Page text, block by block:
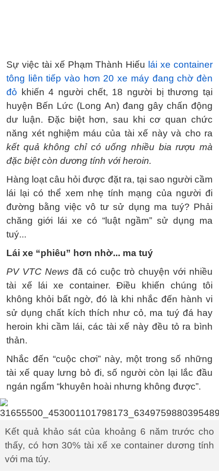
Sự việc tài xế Phạm Thành Hiếu lái xe container
tông liên tiếp vào hơn 20 xe máy đang chờ đèn
đỏ khiến 4 người chết, 18 người bị thương tại
huyện Bến Lức (Long An) đang gây chấn động
dư luận. Đặc biệt hơn, sau khi cơ quan chức
năng xét nghiệm máu của tài xế này và cho ra
kết quả không chỉ có uống nhiều bia rượu mà
đặc biệt còn dương tính với heroin.
Hàng loạt câu hỏi được đặt ra, tại sao người cầm
lái lại có thể xem nhẹ tính mạng của người đi
đường bằng việc vô tư sử dụng ma tuý? Phải
chăng giới lái xe có “luật ngầm” sử dụng ma
tuý...
Lái xe “phiêu” hơn nhờ... ma tuý
PV VTC News đã có cuộc trò chuyện với nhiều
tài xế lái xe container. Điều khiến chúng tôi
không khỏi bất ngờ, đó là khi nhắc đến hành vi
sử dụng chất kích thích như cỏ, ma tuý đá hay
heroin khi cầm lái, các tài xế này đều tỏ ra bình
thản.
Nhắc đến “cuộc chơi” này, một trong số những
tài xế quay lưng bỏ đi, số người còn lại lắc đầu
ngán ngẩm “khuyên hoài nhưng không được”.
Kết quả khảo sát của khoảng 6 năm trước cho
thấy, có hơn 30% tài xế xe container dương tính
với ma túy.